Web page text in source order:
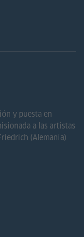
y puesta en
a las artistas
(Alemania)